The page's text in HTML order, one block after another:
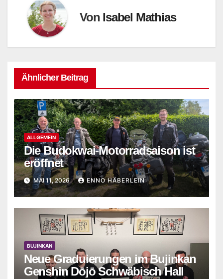
Von Isabel Mathias
Ähnlicher Beitrag
ALLGEMEIN
Die Budokwai-Motorradsaison ist
eröffnet
MAI 11, 2026 ENNO HÄBERLEIN
BUJINKAN
Neue Graduierungen im Bujinkan
Genshin Dōjō Schwäbisch Hall